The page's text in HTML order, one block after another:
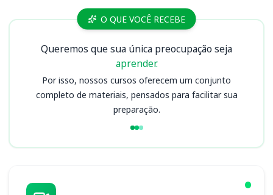
Cursos TJ SEO QUE VOCÊ RECEBE
Queremos que sua única preocupação seja
aprender.
Por isso, nossos cursos oferecem um conjunto
completo de materiais, pensados para facilitar sua
preparação.